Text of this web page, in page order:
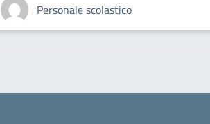
Personale scolastico